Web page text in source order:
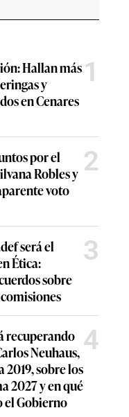
Hallan más
y
en Cenares
1
por el
Robles y
voto
2
será el
Ética:
sobre
3
recuperando
Neuhaus,
sobre los
2027 y en qué
el Gobierno
4